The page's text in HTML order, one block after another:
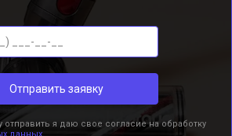
Отправить заявку
отправить я даю свое согласие на обработку